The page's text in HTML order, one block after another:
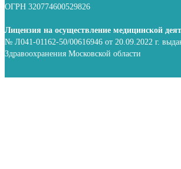
ОГРН 320774600529826
Лицензия на осуществление медицинской
№ Л041-01162-50/00616946 от 20.09.2022 г.
Здравоохранения Московской области